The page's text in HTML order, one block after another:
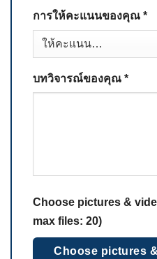
การให้คะแนนของคุณ *
บทวิจารณ์ของคุณ *
Choose pictures &
max files: 20)
Choose pictures